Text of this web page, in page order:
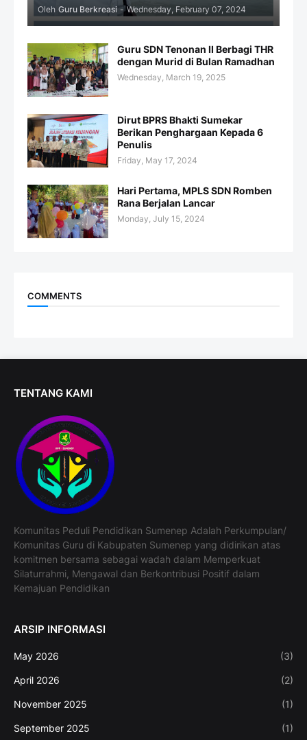
Oleh Guru Berkreasi - Wednesday, February 07, 2024
Guru SDN Tenonan II Berbagi THR
dengan Murid di Bulan Ramadhan
Wednesday, March 19, 2025
Dirut BPRS Bhakti Sumekar
Berikan Penghargaan Kepada 6
Penulis
Friday, May 17, 2024
Hari Pertama, MPLS SDN Romben
Rana Berjalan Lancar
Monday, July 15, 2024
COMMENTS
TENTANG KAMI
Komunitas Peduli Pendidikan Sumenep Adalah Perkumpulan/
Komunitas Guru di Kabupaten Sumenep yang didirikan atas
komitmen bersama sebagai wadah dalam Memperkuat
Silaturrahmi, Mengawal dan Berkontribusi Positif dalam
Kemajuan Pendidikan
ARSIP INFORMASI
May 2026 (3)
April 2026 (2)
November 2025 (1)
September 2025 (1)